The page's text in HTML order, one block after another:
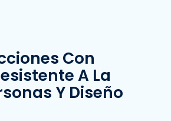
Con
A La
Y Diseño